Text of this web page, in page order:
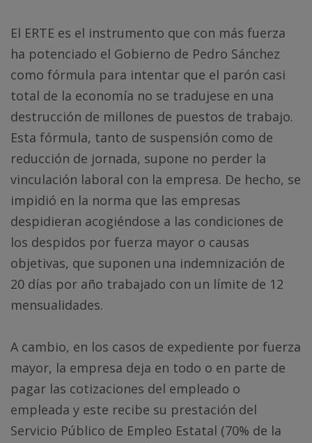
El ERTE es el instrumento que con más fuerza
ha potenciado el Gobierno de Pedro Sánchez
como fórmula para intentar que el parón casi
total de la economía no se tradujese en una
destrucción de millones de puestos de trabajo.
Esta fórmula, tanto de suspensión como de
reducción de jornada, supone no perder la
vinculación laboral con la empresa. De hecho, se
impidió en la norma que las empresas
despidieran acogiéndose a las condiciones de
los despidos por fuerza mayor o causas
objetivas, que suponen una indemnización de
20 días por año trabajado con un límite de 12
mensualidades.
A cambio, en los casos de expediente por fuerza
mayor, la empresa deja en todo o en parte de
pagar las cotizaciones del empleado o
empleada y este recibe su prestación del
Servicio Público de Empleo Estatal (70% de la